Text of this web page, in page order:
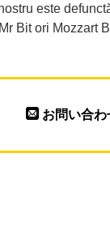
este
Bit ori Mozzart
お問い合わ